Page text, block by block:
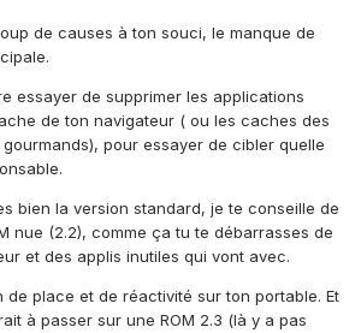
de causes à ton souci, le manque de
essayer de supprimer les applications
de ton navigateur ( ou les caches des
pour essayer de cibler quelle
bien la version standard, je te conseille de
nue (2.2), comme ça tu te débarrasses de
et des applis inutiles qui vont avec.
de place et de réactivité sur ton portable. Et
à passer sur une ROM 2.3 (là y a pas